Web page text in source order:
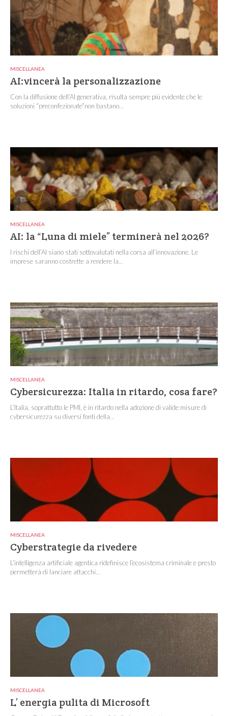
MISCELLANEA
AI:vincerà la personalizzazione
Con la diffusione dell’AI generativa, risulta sempre più evidente che le
soluzioni “preconfezionate”non bastano...
MISCELLANEA
AI: la “Luna di miele” terminerà nel 2026?
I rischi dell’AI siano stati sottovalutati nella corsa all’innovazione. Le
imprese saranno costrette a rendere la...
MISCELLANEA
Cybersicurezza: Italia in ritardo, cosa fare?
L’Italia, soprattutto le PMI, è in ritardo nella adozione di valide misure di
cybersicurezza su diversi fonti della...
MISCELLANEA
Cyberstrategie da rivedere
L’intelligenza artificiale agentica ridefinisce l’ecosistema criminale e presto
permetterà di lanciare attacchi...
MISCELLANEA
L’ energia pulita di Microsoft